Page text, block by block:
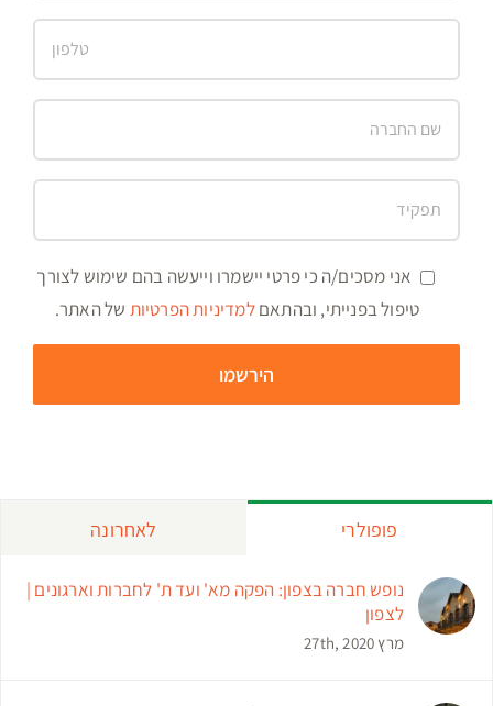
אני מסכים/ה כי פרטי יישמרו וייעשה בהם שימוש לצורך
טיפול בפנייתי, ובהתאםלמדיניות הפרטיות של האתר.
פופולרי לאחרונה
נופש חברה בצפון: הפקה מא' ועד ת' לחברות וארגונים |
לצפון
מרץ 27th, 2020